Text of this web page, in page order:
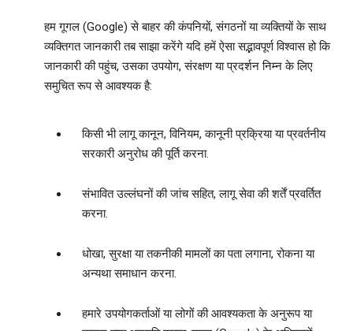
हम गूगल (Google) से बाहर की कंपनियों, संगठनों या व्‍यक्तियों के साथ
व्‍यक्तिगत जानकारी तब साझा करेंगे यदि हमें ऐसा सद्भावपूर्ण विश्वास हो कि
जानकारी की पहुंच, उसका उपयोग, संरक्षण या प्रदर्शन निम्‍न के लिए
समुचित रूप से आवश्‍यक है:
किसी भी लागू कानून, विनियम, कानूनी प्रक्रिया या प्रवर्तनीय
सरकारी अनुरोध की पूर्ति करना.
संभावित उल्‍लंघनों की जांच सहित, लागू सेवा की शर्तें प्रवर्तित
करना.
धोखा, सुरक्षा या तकनीकी मामलों का पता लगाना, रोकना या
अन्‍यथा समाधान करना.
हमारे उपयोगकर्ताओं या लोगों की आवश्यकता के अनुरूप या